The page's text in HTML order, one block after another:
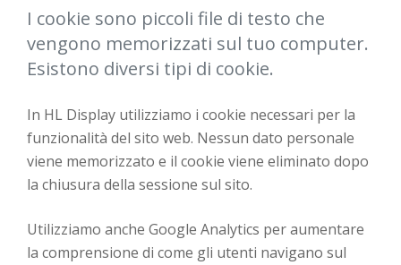
I cookie sono piccoli file di testo che
vengono memorizzati sul tuo computer.
Esistono diversi tipi di cookie.
In HL Display utilizziamo i cookie necessari per la
funzionalità del sito web. Nessun dato personale
viene memorizzato e il cookie viene eliminato dopo
la chiusura della sessione sul sito.
Utilizziamo anche Google Analytics per aumentare
la comprensione di come gli utenti navigano sul